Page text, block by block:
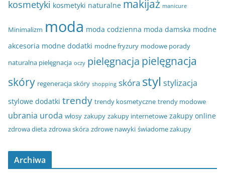
kosmetyki kosmetyki naturalne makijaż manicure
Minimalizm moda moda codzienna moda damska modne
akcesoria modne dodatki modne fryzury modowe porady
naturalna pielęgnacja oczy pielęgnacja pielęgnacja
skóry regeneracja skóry shopping skóra styl stylizacja
stylowe dodatki trendy trendy kosmetyczne trendy modowe
ubrania uroda włosy zakupy zakupy internetowe zakupy online
zdrowa dieta zdrowa skóra zdrowe nawyki świadome zakupy
Archiwa